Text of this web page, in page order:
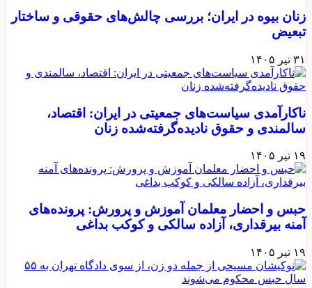
بیوه در ایران؛ بررسی چالش‌های حقوقی و ساختار
۱۴۰۵
سیاست‌های جمعیتی در ایران: اقتصاد،
و حقوق نادیده‌گرفته‌شده زنان
۱۴۰۵
و احضار معلمان آموزش و پرورش: پرونده‌های
بیرقداری، آزاده سالکی و کوکب بداغی
۱۴۰۵